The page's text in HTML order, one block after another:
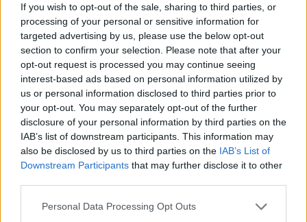
If you wish to opt-out of the sale, sharing to third parties, or
processing of your personal or sensitive information for
targeted advertising by us, please use the below opt-out
section to confirm your selection. Please note that after your
opt-out request is processed you may continue seeing
interest-based ads based on personal information utilized by
us or personal information disclosed to third parties prior to
your opt-out. You may separately opt-out of the further
disclosure of your personal information by third parties on the
IAB’s list of downstream participants. This information may
also be disclosed by us to third parties on the IAB’s List of
Downstream Participants that may further disclose it to other
Personal Data Processing Opt Outs
Il coraggio di Simona, che affronta il
tumore col sorriso pensando alle donne
Donne che si vogliono bene con lo Yoga della Risata